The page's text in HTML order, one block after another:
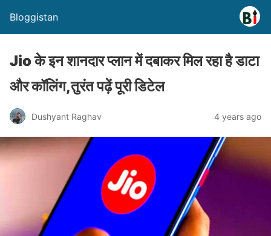
Bloggistan
Jio के इन शानदार प्लान में दबाकर मिल रहा है डाटा
और कॉलिंग,तुरंत पढ़ें पूरी डिटेल
Dushyant Raghav 4 years ago